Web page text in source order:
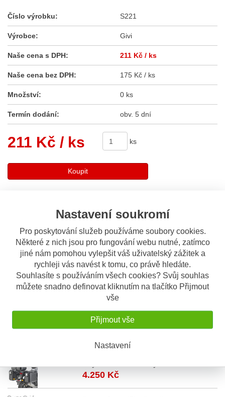
Nastavení soukromí
Pro poskytování služeb používáme soubory cookies.
Některé z nich jsou pro fungování webu nutné, zatímco
jiné nám pomohou vylepšit váš uživatelský zážitek a
rychleji vás navést k tomu, co právě hledáte.
Souhlasíte s používáním všech cookies? Svůj souhlas
můžete snadno definovat kliknutím na tlačítko Přijmout
vše
Přijmout vše
Nastavení
Číslo výrobku: S221
Výrobce: Givi
Naše cena s DPH: 211 Kč / ks
Naše cena bez DPH: 175 Kč / ks
Množství: 0 ks
Termín dodání: obv. 5 dní
211 Kč / ks ks
Koupit
Popis Odeslat dotaz
Popis výrobku
Givi S 221 lanko se zámkem na číselný
kód, pro zamčení zipů a textilních
4.250 Kč